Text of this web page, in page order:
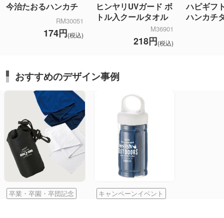
今治たおるハンカチ
RM30051
174円(税込)
ヒンヤリUVガード ボ
トル入クールタオル
M36901
218円(税込)
ハピギフ
ハンカチ
おすすめのデザイン事例
卒業・卒園・卒団記念 キャンペーンイベント